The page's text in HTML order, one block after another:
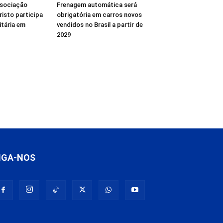
participa
em
Frenagem automática será
obrigatória em carros novos
vendidos no Brasil a partir de
2029
NOS